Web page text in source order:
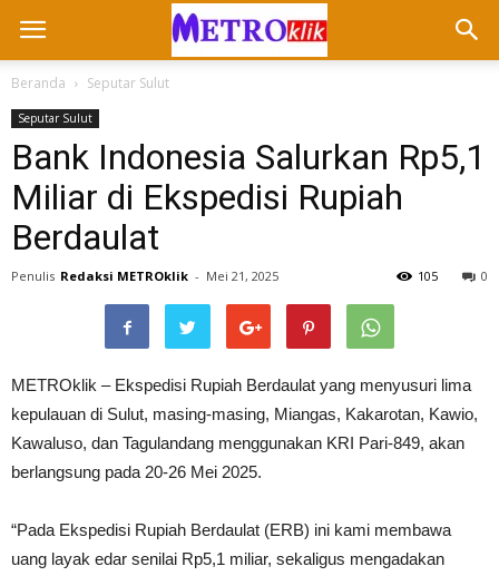
Beranda Seputar Sulut
Seputar Sulut
Bank Indonesia Salurkan Rp5,1
Miliar di Ekspedisi Rupiah
Berdaulat
Penulis Redaksi METROklik - Mei 21, 2025 0
105
METROklik – Ekspedisi Rupiah Berdaulat yang menyusuri lima
kepulauan di Sulut, masing-masing, Miangas, Kakarotan, Kawio,
Kawaluso, dan Tagulandang menggunakan KRI Pari-849, akan
berlangsung pada 20-26 Mei 2025.
“Pada Ekspedisi Rupiah Berdaulat (ERB) ini kami membawa
uang layak edar senilai Rp5,1 miliar, sekaligus mengadakan